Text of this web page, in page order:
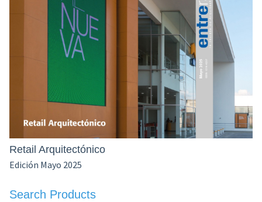
Retail Arquitectónico
Edición Mayo 2025
Search Products